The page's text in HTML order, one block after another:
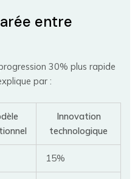
entre
30% plus rapide
par :
Innovation
technologique
15%